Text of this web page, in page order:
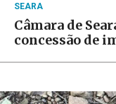
SEARA
Câmara de
concessão de